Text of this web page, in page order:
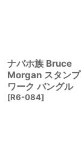
ナバホ族 Bruce
Morgan スタンプ
ワーク バングル
[R6-084]